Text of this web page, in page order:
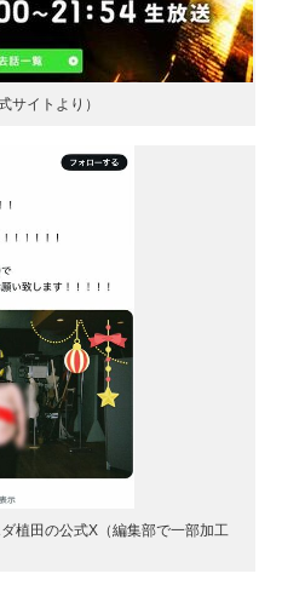
サイトより）
植田の公式X（編集部で一部加工